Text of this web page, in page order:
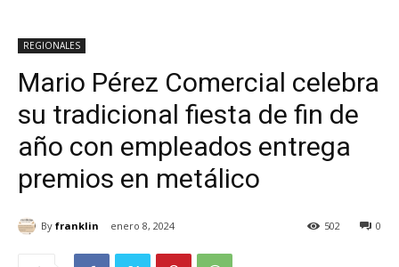
REGIONALES
Mario Pérez Comercial celebra
su tradicional fiesta de fin de
año con empleados entrega
premios en metálico
By franklin enero 8, 2024 0
502